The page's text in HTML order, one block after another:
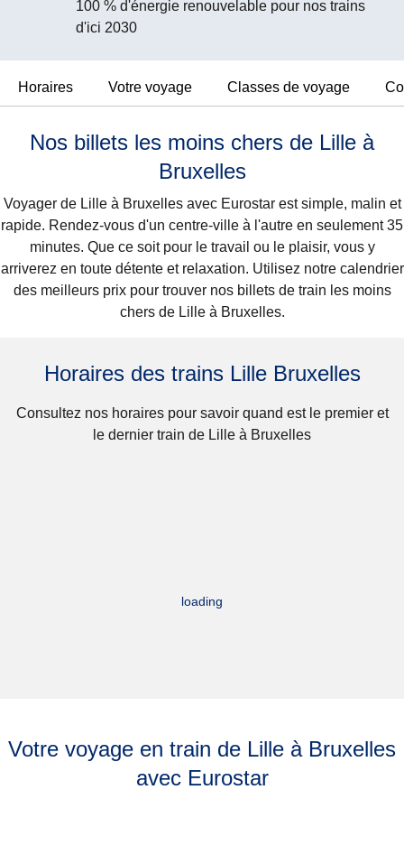
100 % d'énergie renouvelable pour nos trains
d'ici 2030
Horaires Votre voyage Classes de voyage
Nos billets les moins chers de Lille à
Bruxelles
Voyager de Lille à Bruxelles avec Eurostar est simple, malin et
rapide. Rendez-vous d'un centre-ville à l'autre en seulement 35
minutes. Que ce soit pour le travail ou le plaisir, vous y
arriverez en toute détente et relaxation. Utilisez notre calendrier
des meilleurs prix pour trouver nos billets de train les moins
chers de Lille à Bruxelles.
Horaires des trains Lille Bruxelles
Consultez nos horaires pour savoir quand est le premier et
le dernier train de Lille à Bruxelles
loading
Votre voyage en train de Lille à Bruxelles
avec Eurostar